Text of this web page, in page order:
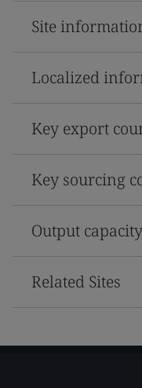
Site
Localized
Key export
Key sourcing
Output capacity
Related Sites